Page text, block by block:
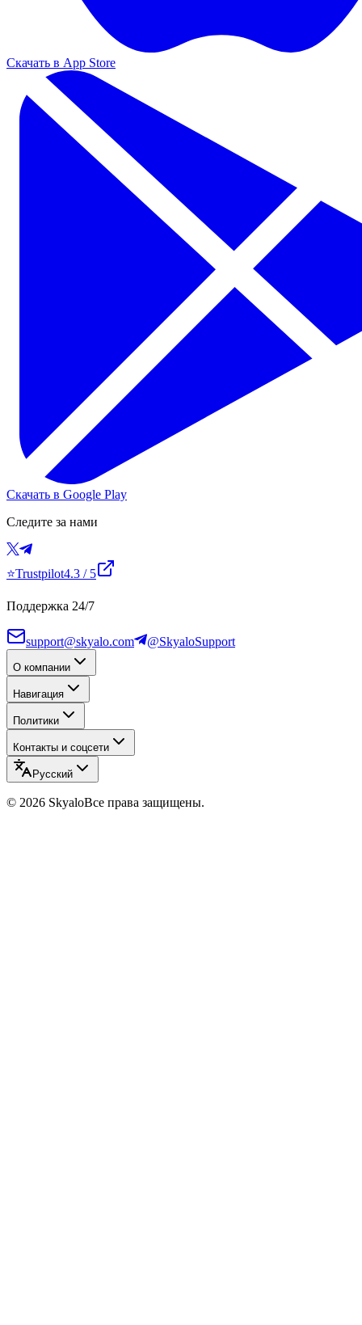
Скачать в App Store
Скачать в Google Play
Следите за нами
⭐Trustpilot4.3 / 5
Поддержка 24/7
support@skyalo.com @SkyaloSupport
О компании
Навигация
Политики
Контакты и соцсети
Русский
© 2026 SkyaloВсе права защищены.